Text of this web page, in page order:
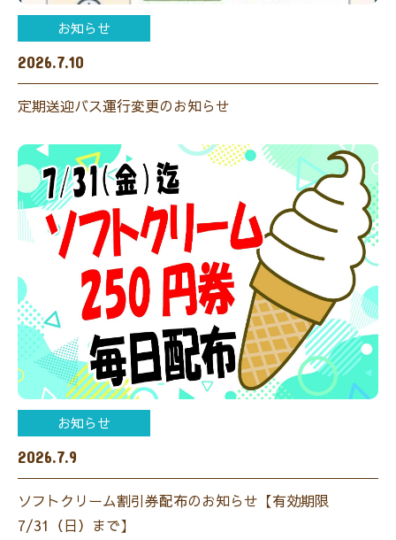
お知らせ
2026.7.10
定期送迎バス運行変更のお知らせ
お知らせ
2026.7.9
ソフトクリーム割引券配布のお知らせ【有効期限
7/31（日）まで】